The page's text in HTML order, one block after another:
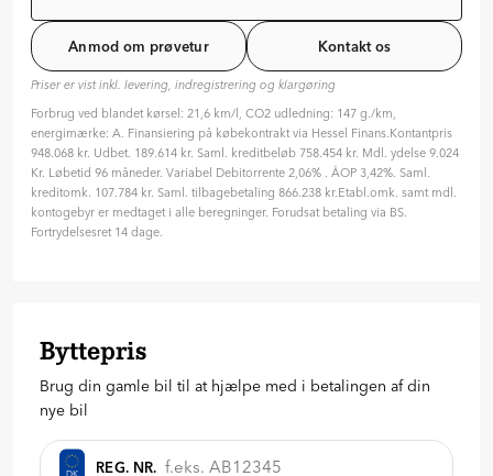
Tilpas din aftale
Hvilken type rente ønsker du?
Variabel
Fast
Hvor længe skal finansieringen løbe? (måneder)
96 mdr. ( 8 år )
20%
Anmod om prøvetur Kontakt os
Priser er vist inkl. levering, indregistrering og klargøring
Forbrug ved blandet kørsel: 21,6 km/l, CO2 udledning: 147 g./km,
energimærke: A. Finansiering på købekontrakt via Hessel Finans.Kontantpris
948.068 kr. Udbet. 189.614 kr. Saml. kreditbeløb 758.454 kr. Mdl. ydelse 9.024
Kr. Løbetid 96 måneder. Variabel Debitorrente 2,06% . ÅOP 3,42%. Saml.
kreditomk. 107.784 kr. Saml. tilbagebetaling 866.238 kr.Etabl.omk. samt mdl.
kontogebyr er medtaget i alle beregninger. Forudsat betaling via BS.
Fortrydelsesret 14 dage.
Byttepris
Brug din gamle bil til at hjælpe med i betalingen af din
nye bil
DK REG. NR.